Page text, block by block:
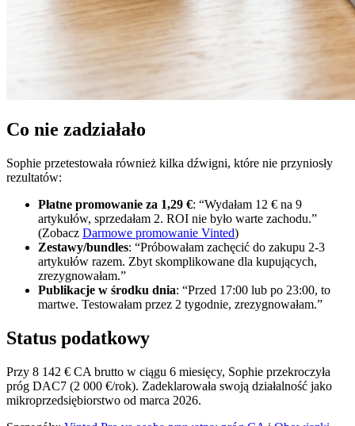
Co nie zadziałało
Sophie przetestowała również kilka dźwigni, które nie przyniosły
rezultatów:
Płatne promowanie za 1,29 €: “Wydałam 12 € na 9
artykułów, sprzedałam 2. ROI nie było warte zachodu.”
(Zobacz Darmowe promowanie Vinted)
Zestawy/bundles: “Próbowałam zachęcić do zakupu 2-3
artykułów razem. Zbyt skomplikowane dla kupujących,
zrezygnowałam.”
Publikacje w środku dnia: “Przed 17:00 lub po 23:00, to
martwe. Testowałam przez 2 tygodnie, zrezygnowałam.”
Status podatkowy
Przy 8 142 € CA brutto w ciągu 6 miesięcy, Sophie przekroczyła
próg DAC7 (2 000 €/rok). Zadeklarowała swoją działalność jako
mikroprzedsiębiorstwo od marca 2026.